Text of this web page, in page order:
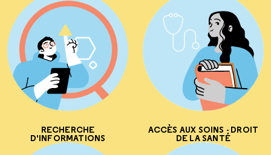
RECHERCHE
D'INFORMATIONS
ACCÈS AUX SOINS - DROIT
DE LA SANTÉ